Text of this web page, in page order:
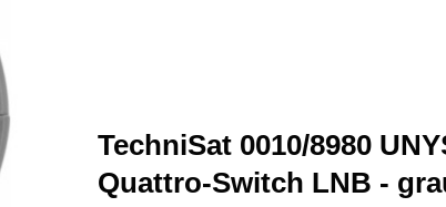
TechniSat 0010/8980
Quattro-Switch LNB -